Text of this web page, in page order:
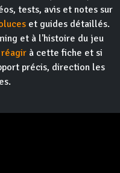
tests, avis et notes sur
et guides détaillés.
et à l'histoire du jeu
à cette fiche et si
précis, direction les